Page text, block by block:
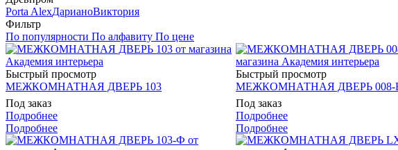
Porta AlexДарианоВиктория
Фильтр
По популярности По алфавиту По цене
Быстрый просмотр
МЕЖКОМНАТНАЯ ДВЕРЬ 103
Под заказ
Подробнее
Подробнее
Быстрый просмотр
МЕЖКОМНАТНАЯ ДВЕРЬ 008-
Под заказ
Подробнее
Подробнее